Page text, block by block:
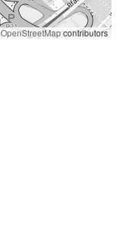
OpenStreetMapcontributors